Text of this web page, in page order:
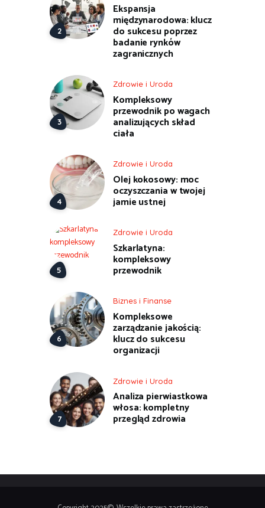
Ekspansja
międzynarodowa: klucz
do sukcesu poprzez
badanie rynków
zagranicznych
Zdrowie i Uroda
Kompleksowy
przewodnik po wagach
analizujących skład
ciała
Zdrowie i Uroda
Olej kokosowy: moc
oczyszczania w twojej
jamie ustnej
Zdrowie i Uroda
Szkarlatyna:
kompleksowy
przewodnik
Biznes i Finanse
Kompleksowe
zarządzanie jakością:
klucz do sukcesu
organizacji
Zdrowie i Uroda
Analiza pierwiastkowa
włosa: kompletny
przegląd zdrowia